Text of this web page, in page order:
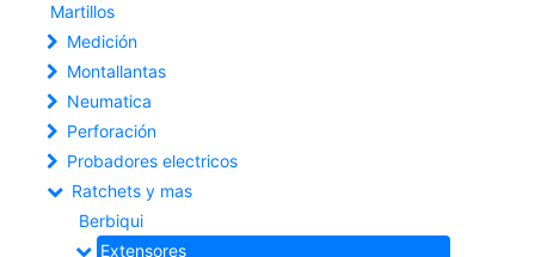
Martillos
Medición
Montallantas
Neumatica
Perforación
Probadores electricos
Ratchets y mas
Berbiqui
Extensores